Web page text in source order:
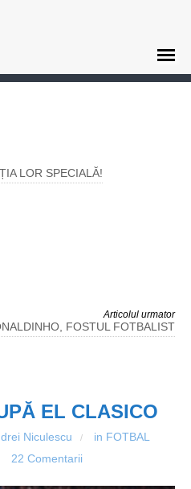
LOR SPECIALĂ!
Articolul urmator
FOSTUL FOTBALIST
EL CLASICO
Niculescu / in FOTBAL
22 Comentarii